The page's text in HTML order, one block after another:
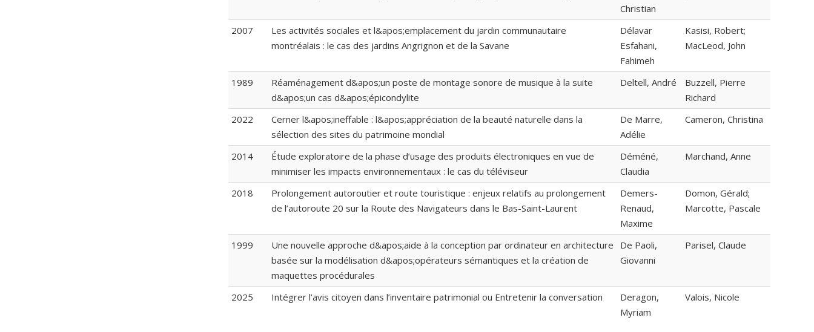
Christian
2007
Les activités sociales et l&apos;emplacement du jardin communautaire
montréalais : le cas des jardins Angrignon et de la Savane
Délavar
Esfahani,
Fahimeh
Kasisi, Robert;
MacLeod, John
1989
Réaménagement d&apos;un poste de montage sonore de musique à la suite
d&apos;un cas d&apos;épicondylite
Deltell, André
Buzzell, Pierre
Richard
2022
Cerner l&apos;ineffable : l&apos;appréciation de la beauté naturelle dans la
sélection des sites du patrimoine mondial
De Marre,
Adélie
Cameron, Christina
2014
Étude exploratoire de la phase d’usage des produits électroniques en vue de
minimiser les impacts environnementaux : le cas du téléviseur
Déméné,
Claudia
Marchand, Anne
2018
Prolongement autoroutier et route touristique : enjeux relatifs au prolongement
de l’autoroute 20 sur la Route des Navigateurs dans le Bas-Saint-Laurent
Demers-
Renaud,
Maxime
Domon, Gérald;
Marcotte, Pascale
1999
Une nouvelle approche d&apos;aide à la conception par ordinateur en architecture
basée sur la modélisation d&apos;opérateurs sémantiques et la création de
maquettes procédurales
De Paoli,
Giovanni
Parisel, Claude
2025 Intégrer l’avis citoyen dans l’inventaire patrimonial ou Entretenir la conversation
Deragon,
Myriam
Valois, Nicole